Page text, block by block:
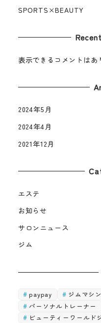
SPORTS×BEAUTY
表示できるコメントはあ
2024年5月
2024年4月
2021年12月
エステ
お知らせ
サロンニュース
ジム
paypay ジムマシン
パーソナルトレーナー
ビューティーワールド